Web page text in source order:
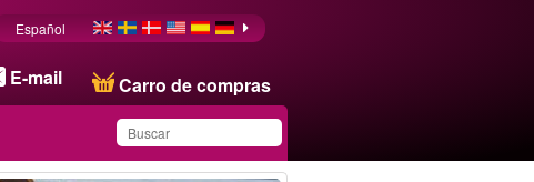
E-mail Carro de compras
Español